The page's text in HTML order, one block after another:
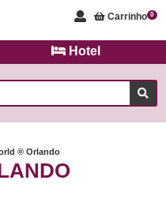
Carrinho 0
Hotel
® Orlando